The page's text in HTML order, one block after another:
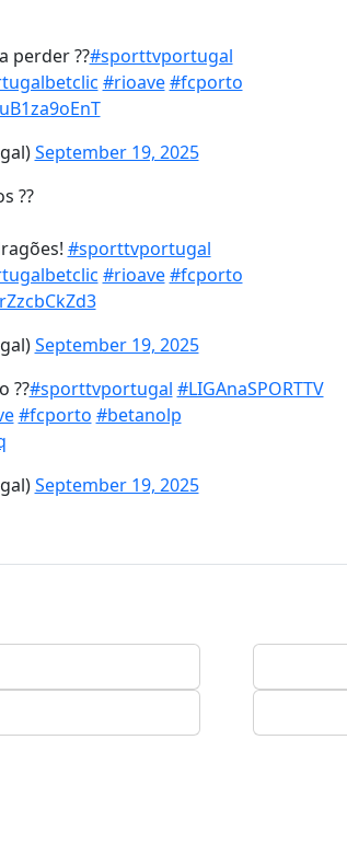
perder ??#sporttvportugal
#rioave #fcporto
September 19, 2025
??
#sporttvportugal
#rioave #fcporto
September 19, 2025
??#sporttvportugal #LIGAnaSPORTTV
#fcporto #betanolp
September 19, 2025